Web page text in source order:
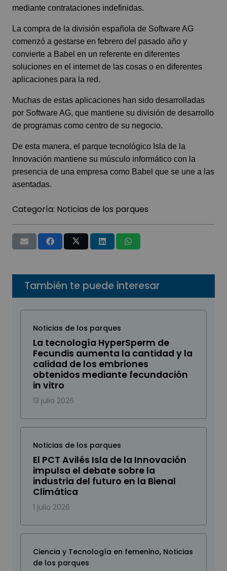
mediante contrataciones indefinidas.
La compra de la división española de Software AG
comenzó a gestarse en febrero del pasado año y
convierte a Babel en un referente en diferentes
soluciones en el internet de las cosas o en diferentes
aplicaciones para la red.
Muchas de estas aplicaciones han sido desarrolladas
por Software AG, que mantiene su división de desarrollo
de programas como centro de su negocio.
De esta manera, el parque tecnológico Isla de la
Innovación mantiene su músculo informático con la
presencia de una empresa como Babel que se une a las
asentadas.
Categoría: Noticias de los parques
También te puede interesar
Noticias de los parques
La tecnología HyperSperm de
Fecundis aumenta la cantidad y la
calidad de los embriones
obtenidos mediante fecundación
in vitro
13 julio 2026
Noticias de los parques
El PCT Avilés Isla de la Innovación
impulsa el debate sobre la
industria del futuro en la Bienal
Climática
1 julio 2026
Ciencia y Tecnología en femenino, Noticias
de los parques